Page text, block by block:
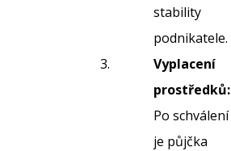
stability
podnikatele.
Vyplacení
prostředků:
Po schválení
je půjčka